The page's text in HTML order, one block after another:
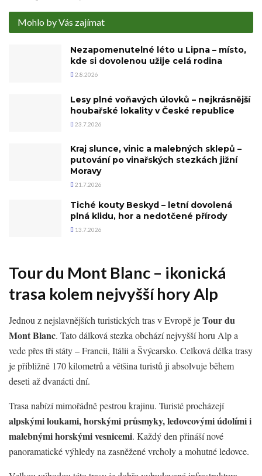
Mohlo by Vás zajímat
Nezapomenutelné léto u Lipna – místo,
kde si dovolenou užije celá rodina
2.8.2026
Lesy plné voňavých úlovků – nejkrásnější
houbařské lokality v České republice
23.7.2026
Kraj slunce, vinic a malebných sklepů –
putování po vinařských stezkách jižní
Moravy
21.7.2026
Tiché kouty Beskyd – letní dovolená
plná klidu, hor a nedotčené přírody
13.7.2026
Tour du Mont Blanc – ikonická
trasa kolem nejvyšší hory Alp
Jednou z nejslavnějších turistických tras v Evropě jeTour du
Mont Blanc. Tato dálková stezka obchází nejvyšší horu Alp a
vede přes tři státy – Francii, Itálii a Švýcarsko. Celková délka trasy
je přibližně 170 kilometrů a většina turistů ji absolvuje během
deseti až dvanácti dní.
Trasa nabízí mimořádně pestrou krajinu. Turisté procházejí
alpskými loukami, horskými průsmyky, ledovcovými údolími i
malebnými horskými vesnicemi. Každý den přináší nové
panoramatické výhledy na zasněžené vrcholy a mohutné ledovce.